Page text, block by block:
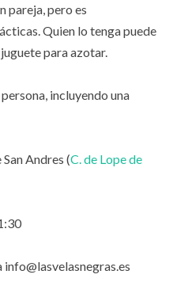
pareja, pero es
Quien lo tenga puede
para azotar.
incluyendo una
Andres (C. de Lope de